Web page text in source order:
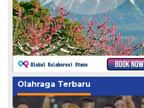
Olahraga Terbaru